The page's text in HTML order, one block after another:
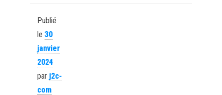
Publié
le 30
janvier
2024
par j2c-
com